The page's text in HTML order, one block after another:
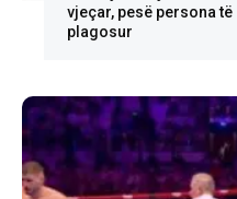
vjeçar, pesë persona të
plagosur